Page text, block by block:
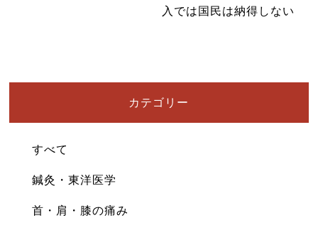
入では国民は納得しない
カテゴリー
すべて
鍼灸・東洋医学
首・肩・膝の痛み